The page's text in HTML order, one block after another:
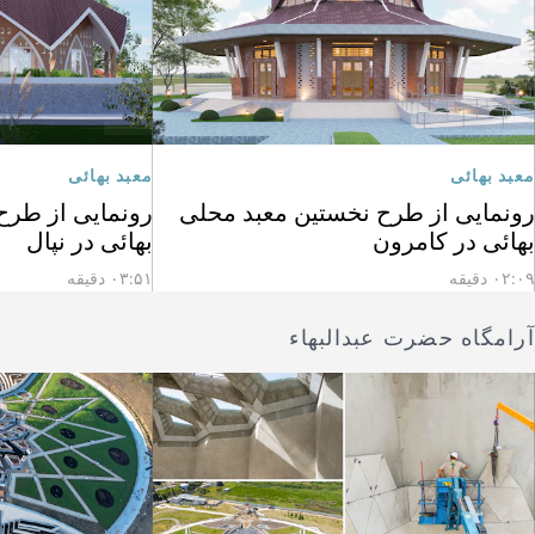
معبد بهائی
رونمایی از طرح نخستین معبد محلی
بهائی در کامرون
۰۲:۰۹ دقیقه
معبد بهائی
رونمایی از
بهائی در نپال
۰۳:۵۱ دقیقه
آرامگاه حضرت عبدالبهاء